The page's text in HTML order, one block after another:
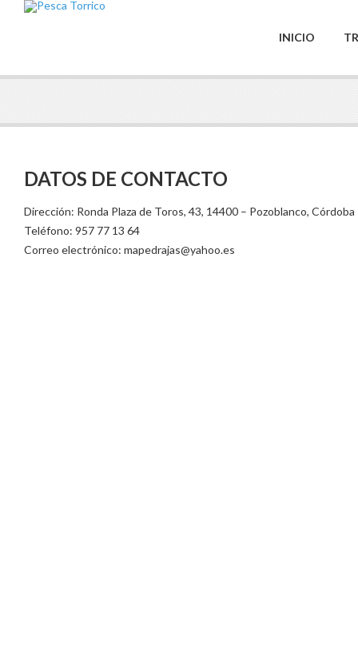
INICIO
DATOS DE CONTACTO
Dirección: Ronda Plaza de Toros, 43, 14400 – Pozoblanco, Córdoba
Teléfono: 957 77 13 64
Correo electrónico: mapedrajas@yahoo.es